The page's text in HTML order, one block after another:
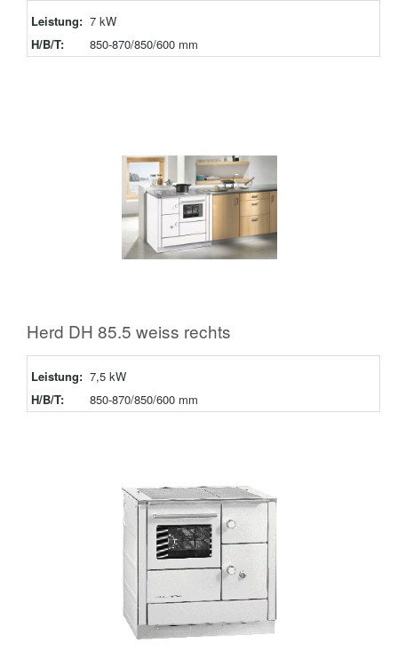
Leistung: 7 kW
H/B/T:
850-870/850/600 mm
Herd DH 85.5 weiss rechts
Leistung: 7,5 kW
H/B/T:
850-870/850/600 mm